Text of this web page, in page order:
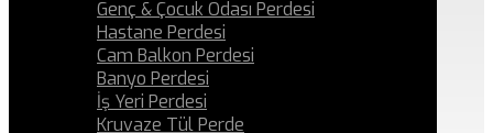
Genç & Çocuk Odası Perdesi
Hastane Perdesi
Cam Balkon Perdesi
Banyo Perdesi
İş Yeri Perdesi
Kruvaze Tül Perde